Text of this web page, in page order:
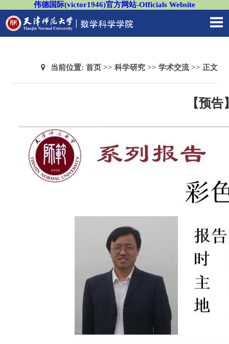
伟德国际(victor1946)官方网站-Officials Website
当前位置: 首页>> 科学研究>> 学术交流>> 正文
【预